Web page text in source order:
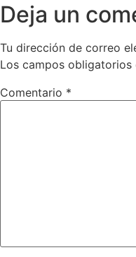
Deja un
Tu dirección de correo
Los campos obligatorios
Comentario *